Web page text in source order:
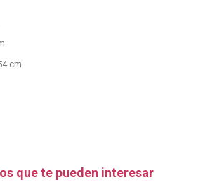
cm
que te pueden interesar